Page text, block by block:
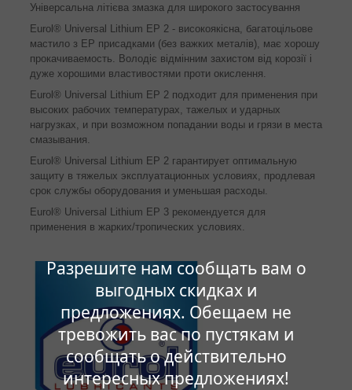
Разрешите нам сообщать вам о
выгодных скидках и
предложениях. Обещаем не
тревожить вас по пустякам и
сообщать о действительно
интересных предложениях!
Універсальна літієва змазка для широкого застосування
Eurol® Universal Lithium EP 2 - високоякісна, багатоцільове
мастило з ЕР присадками (без важких металів), має хорошу
прокачиваемость. Володіє відмінним захистом від корозії і
дуже хорошими властивостями проти окислення.
Eurol® Universal Lithium EP 2 подходит для применения при
высоких рабочих температурах, тажелых и ударных
нагрузках, и при возможном попадании воды и грязи в места
смазывания.
Eurol® Universal Lithium EP 2 гарантирует оптимальную
защиту в тяжелых эксплуатационных условиях, продлевая
срок службы оборудования и уменьшая расходы.
Eurol® Universal Lithium EP 3 рекомендуется для
применения в жарких/тропических условиях.